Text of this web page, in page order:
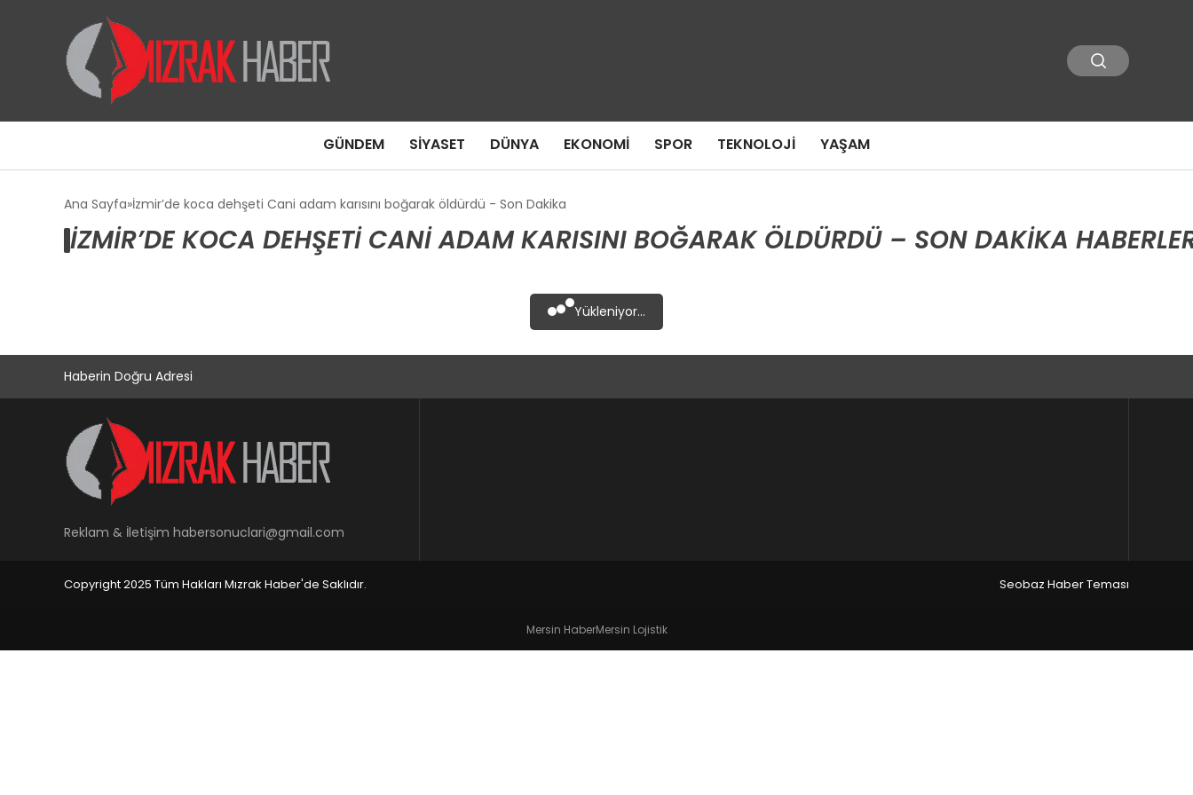
GÜNDEM SIYASET DÜNYA EKONOMI SPOR TEKNOLOJI YAŞAM
Ana Sayfa İzmir’de koca dehşeti Cani adam karısını boğarak öldürdü - Son Dakika
İZMIR’DE KOCA DEHŞETI CANI ADAM KARISINI BOĞARAK ÖLDÜRDÜ – SON DAKIKA
Yükleniyor...
Haberin Doğru Adresi
Reklam & İletişim habersonuclari@gmail.com
Copyright 2025 Tüm Hakları Mızrak Haber'de Saklıdır. Seobaz Haber Teması
Mersin HaberMersin Lojistik